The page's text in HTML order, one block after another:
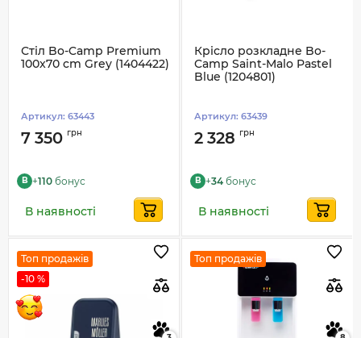
Стіл Bo-Camp Premium
100x70 cm Grey (1404422)
Артикул: 63443
7 350 грн
B +110 бонус
В наявності
Крісло розкладне Bo-
Camp Saint-Malo Pastel
Blue (1204801)
Артикул: 63439
2 328 грн
B +34 бонус
В наявності
Топ продажів
-10 %
Топ продажів